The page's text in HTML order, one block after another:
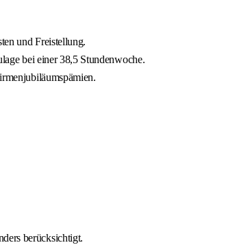
und Freistellung.
bei einer 38,5 Stundenwoche.
berücksichtigt.